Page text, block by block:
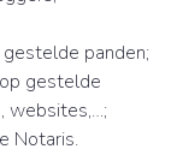
panden;
gestelde
websites,…;
Notaris.